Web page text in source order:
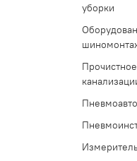
уборки